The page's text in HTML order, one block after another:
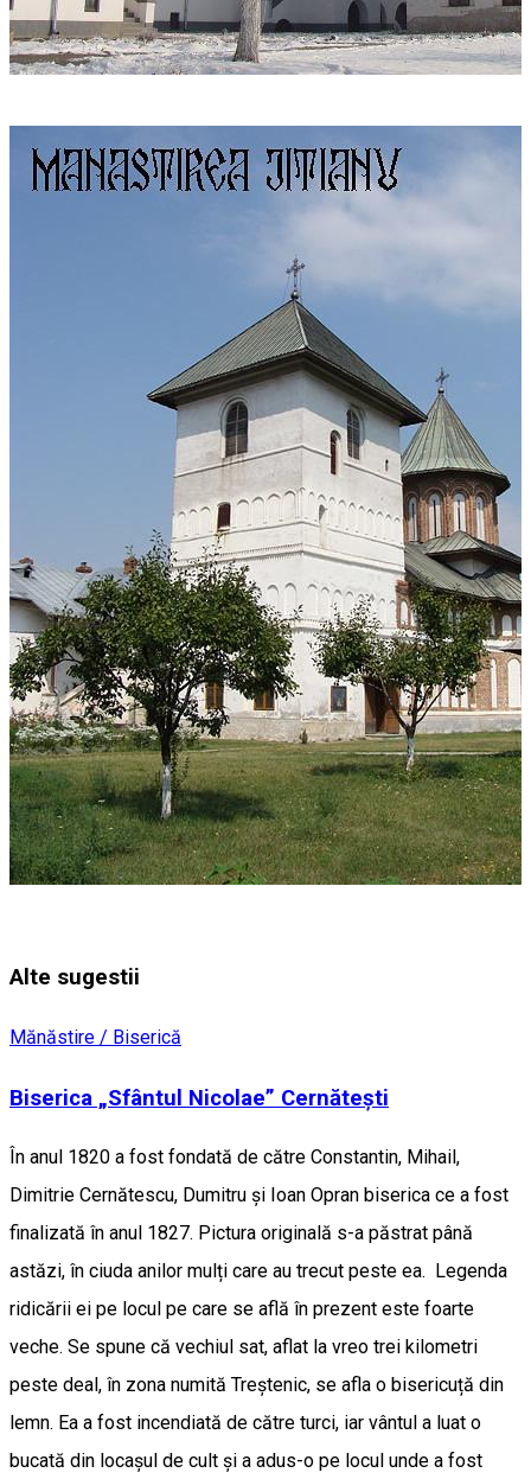
Alte sugestii
Mănăstire / Biserică
Biserica „Sfântul Nicolae” Cernătești
În anul 1820 a fost fondată de către Constantin, Mihail,
Dimitrie Cernătescu, Dumitru şi Ioan Opran biserica ce a fost
finalizată în anul 1827. Pictura originală s-a păstrat până
astăzi, în ciuda anilor mulți care au trecut peste ea. Legenda
ridicării ei pe locul pe care se află în prezent este foarte
veche. Se spune că vechiul sat, aflat la vreo trei kilometri
peste deal, în zona numită Treștenic, se afla o bisericuță din
lemn. Ea a fost incendiată de către turci, iar vântul a luat o
bucată din locașul de cult și a adus-o pe locul unde a fost